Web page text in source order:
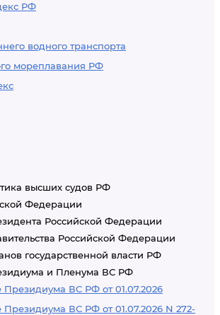
РФ
водного транспорта
мореплавания РФ
высших судов РФ
Федерации
Российской Федерации
Российской Федерации
государственной власти РФ
и Пленума ВС РФ
Президиума ВС РФ от 01.07.2026
Президиума ВС РФ от 01.07.2026 N 272-